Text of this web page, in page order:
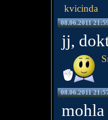
kvicinda
08.06.2011
jj,
08.06.2011